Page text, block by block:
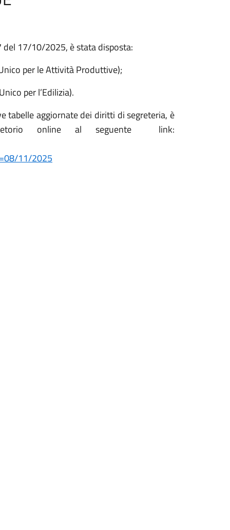
del 17/10/2025, è stata disposta:
per le Attività Produttive);
per l’Edilizia).
tabelle aggiornate dei diritti di segreteria, è
online al seguente
link:
11/2025